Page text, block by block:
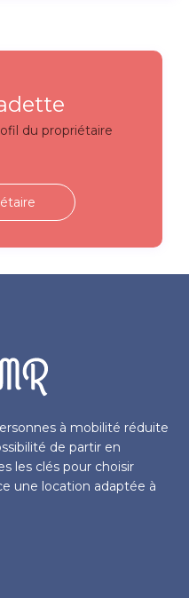
du propriétaire
à mobilité réduite
de partir en
les clés pour choisir
une location adaptée à